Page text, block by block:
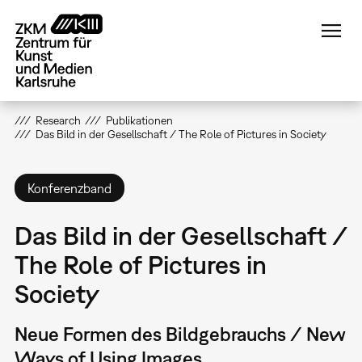
zum
Inhalt
Research
Publikationen
Das Bild in der Gesellschaft / The Role of Pictures in Society
Konferenzband
Das Bild in der Gesellschaft /
The Role of Pictures in
Society
Neue Formen des Bildgebrauchs / New